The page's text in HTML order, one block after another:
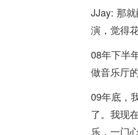
JJay: 那
演，觉得
08年下半
做音乐厅
09年底，
了。我现
乐，一门